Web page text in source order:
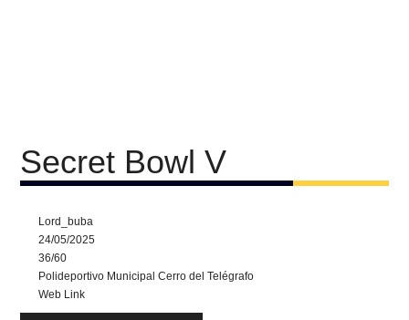
Secret Bowl V
Lord_buba
24/05/2025
36/60
Polideportivo Municipal Cerro del Telégrafo
Web Link